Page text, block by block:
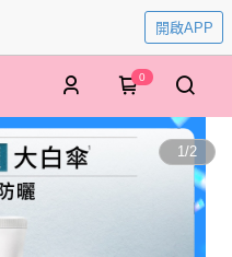
開啟APP
0
1/2